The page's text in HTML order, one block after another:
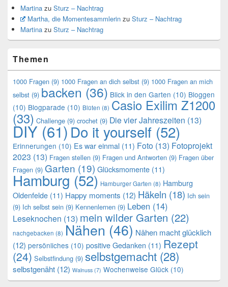
Martina zu Sturz – Nachtrag
Martha, die Momentesammlerinzu Sturz – Nachtrag
Martina zu Sturz – Nachtrag
Themen
1000 Fragen (9) 1000 Fragen an dich selbst (9) 1000 Fragen an mich
selbst (9) backen (36) Blick in den Garten (10) Bloggen
(10) Blogparade (10) Blüten (8) Casio Exilim Z1200
(33) Challenge (9) crochet (9) Die vier Jahreszeiten (13)
DIY (61)Do it yourself (52)
Erinnerungen (10) Es war einmal (11) Foto (13) Fotoprojekt
2023 (13) Fragen stellen (9) Fragen und Antworten (9) Fragen über
Fragen (9) Garten (19) Glücksmomente (11)
Hamburg (52) Hamburger Garten (8) Hamburg
Oldenfelde (11) Happy moments (12) Häkeln (18) Ich sein
(9) Ich selbst sein (9) Kennenlernen (9) Leben (14)
Leseknochen (13) mein wilder Garten (22)
nachgebacken (8) Nähen (46) Nähen macht glücklich
(12) persönliches (10) positive Gedanken (11) Rezept
(24) Selbstfindung (9) selbstgemacht (28)
selbstgenäht (12) Walnuss (7) Wochenweise Glück (10)